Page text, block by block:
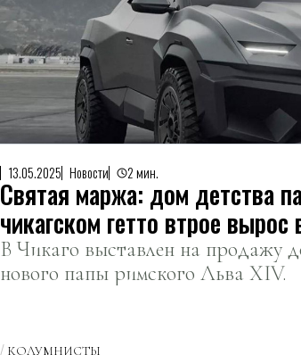
13.05.2025 Новости 2 мин.
Святая маржа: дом детства
чикагском гетто втрое вырос
В Чикаго выставлен на продажу
нового папы римского Льва XIV.
КОЛУМНИСТЫ